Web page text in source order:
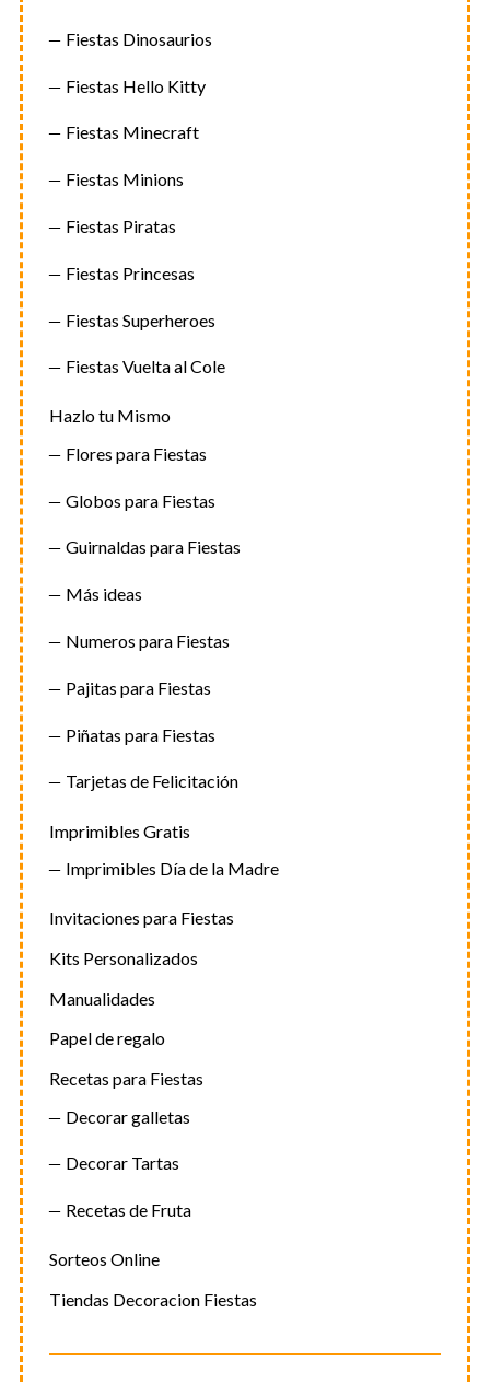
Fiestas Dinosaurios
Fiestas Hello Kitty
Fiestas Minecraft
Fiestas Minions
Fiestas Piratas
Fiestas Princesas
Fiestas Superheroes
Fiestas Vuelta al Cole
Hazlo tu Mismo
Flores para Fiestas
Globos para Fiestas
Guirnaldas para Fiestas
Más ideas
Numeros para Fiestas
Pajitas para Fiestas
Piñatas para Fiestas
Tarjetas de Felicitación
Imprimibles Gratis
Imprimibles Día de la Madre
Invitaciones para Fiestas
Kits Personalizados
Manualidades
Papel de regalo
Recetas para Fiestas
Decorar galletas
Decorar Tartas
Recetas de Fruta
Sorteos Online
Tiendas Decoracion Fiestas